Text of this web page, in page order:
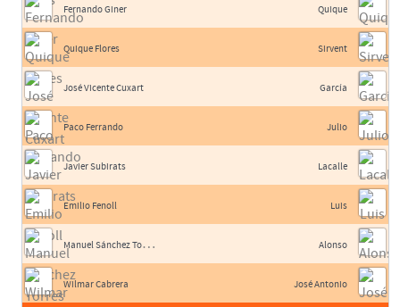
Fernando Giner
Quique Flores
José Vicente Cuxart
Paco Ferrando
Javier Subirats
Emilio Fenoll
M
anuel Sánchez Torres
Wilmar Cabrera
Quique
Sirvent
García
Julio
Lacalle
Luis
Alonso
José Antonio